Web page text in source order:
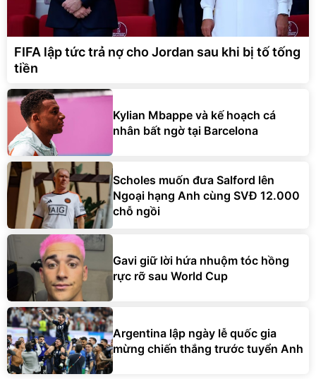
FIFA lập tức trả nợ cho Jordan sau khi bị tố tống
tiền
Kylian Mbappe và kế hoạch cá
nhân bất ngờ tại Barcelona
Scholes muốn đưa Salford lên
Ngoại hạng Anh cùng SVĐ 12.000
chỗ ngồi
Gavi giữ lời hứa nhuộm tóc hồng
rực rỡ sau World Cup
Argentina lập ngày lễ quốc gia
mừng chiến thắng trước tuyển Anh